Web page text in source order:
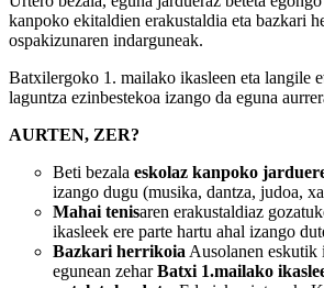
kanpoko ekitaldien erakustaldia eta bazkari
ospakizunaren indarguneak.
Batxilergoko 1. mailako ikasleen eta langile
laguntza ezinbestekoa izango da eguna
AURTEN, ZER?
Beti bezala eskolaz kanpoko
izango dugu (musika, dantza, judoa,
Mahai tenisaren erakustaldiaz
ikasleek ere parte hartu ahal izango
Bazkari herrikoia Ausolanen eskutik
egunean zeharBatxi 1.mailako